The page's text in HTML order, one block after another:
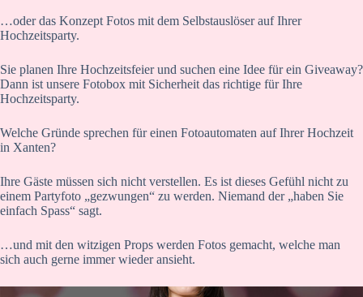
…oder das Konzept Fotos mit dem Selbstauslöser auf Ihrer
Hochzeitsparty.
Sie planen Ihre Hochzeitsfeier und suchen eine Idee für ein Giveaway?
Dann ist unsere Fotobox mit Sicherheit das richtige für Ihre
Hochzeitsparty.
Welche Gründe sprechen für einen Fotoautomaten auf Ihrer Hochzeit
in Xanten?
Ihre Gäste müssen sich nicht verstellen. Es ist dieses Gefühl nicht zu
einem Partyfoto „gezwungen“ zu werden. Niemand der „haben Sie
einfach Spass“ sagt.
…und mit den witzigen Props werden Fotos gemacht, welche man
sich auch gerne immer wieder ansieht.